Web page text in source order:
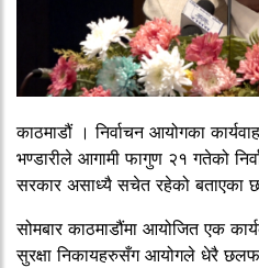
काठमाडौं । निर्वाचन आयोगका
भण्डारीले आगामी फागुण २१ गतेको
सरकार असाध्यै सचेत रहेको बताएका
सोमबार काठमाडौंमा आयोजित एक
सुरक्षा निकायहरुसँग आयोगले धेरै